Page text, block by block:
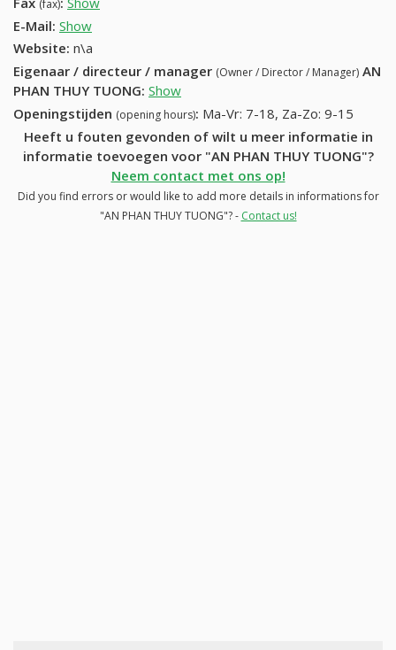
(fax)
E-Mail: Show
Website: n\a
Eigenaar / directeur / manager (Owner / Director / Manager) AN
PHAN THUY TUONG: Show
Openingstijden (opening hours): Ma-Vr: 7-18, Za-Zo: 9-15
Heeft u fouten gevonden of wilt u meer informatie in
informatie toevoegen voor "AN PHAN THUY TUONG"?
Neem contact met ons op!
Did you find errors or would like to add more details in informations for
"AN PHAN THUY TUONG"? - Contact us!